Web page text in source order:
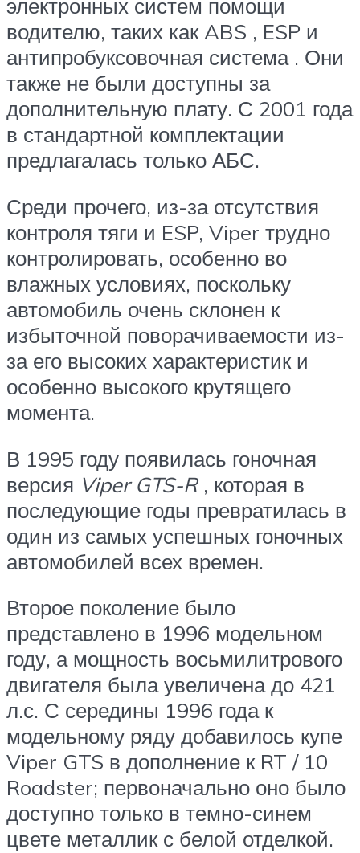
электронных систем помощи
водителю, таких как ABS , ESP и
антипробуксовочная система . Они
также не были доступны за
дополнительную плату. С 2001 года
в стандартной комплектации
предлагалась только АБС.
Среди прочего, из-за отсутствия
контроля тяги и ESP, Viper трудно
контролировать, особенно во
влажных условиях, поскольку
автомобиль очень склонен к
избыточной поворачиваемости из-
за его высоких характеристик и
особенно высокого крутящего
момента.
В 1995 году появилась гоночная
версия Viper GTS-R, которая в
последующие годы превратилась в
один из самых успешных гоночных
автомобилей всех времен.
Второе поколение было
представлено в 1996 модельном
году, а мощность восьмилитрового
двигателя была увеличена до 421
л.с. С середины 1996 года к
модельному ряду добавилось купе
Viper GTS в дополнение к RT / 10
Roadster; первоначально оно было
доступно только в темно-синем
цвете металлик с белой отделкой.